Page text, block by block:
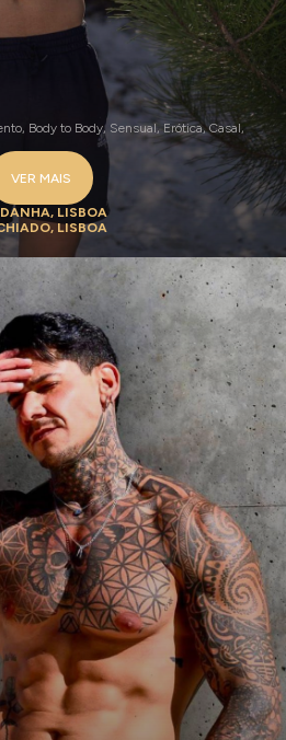
Body to Body, Sensual, Erótica, Casal,
VER MAIS
LISBOA
LISBOA